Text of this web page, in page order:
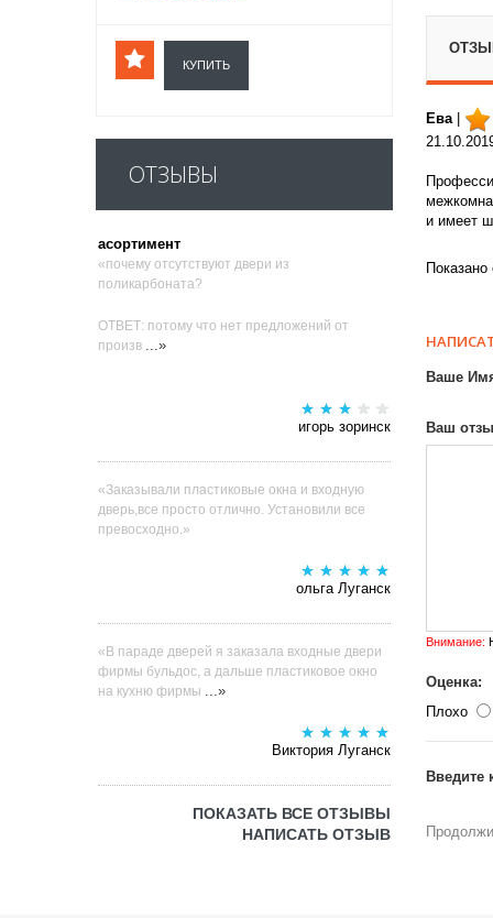
КУПИТЬ
ОТЗЫВЫ
асортимент
«почему отсутствуют двери из
поликарбоната?
ОТВЕТ: потому что нет предложений от
произв
...»
игорь зоринск
«Заказывали пластиковые окна и входную
дверь,все просто отлично. Установили все
превосходно.»
ольга Луганск
«В параде дверей я заказала входные двери
фирмы бульдос, а дальше пластиковое окно
на кухню фирмы
...»
Виктория Луганск
ПОКАЗАТЬ ВСЕ ОТЗЫВЫ
НАПИСАТЬ ОТЗЫВ
Ева |
и имеет
Показано
Ваше
Ваш
Внимание:
Оценка:
Плохо
Введите